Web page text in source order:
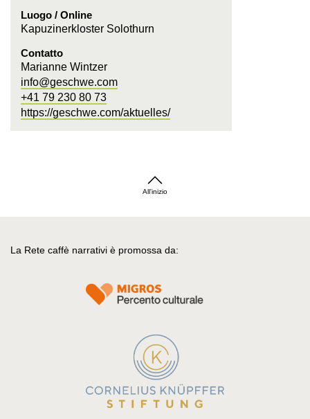
Luogo / Online
Kapuzinerkloster Solothurn
Contatto
Marianne Wintzer
info@geschwe.com
+41 79 230 80 73
https://geschwe.com/aktuelles/
All'inizio
La Rete caffè narrativi è promossa da: